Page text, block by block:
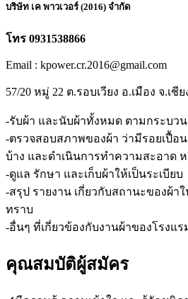
บริษัท เค พาวเวอร์ (2016) จำกัด
โทร 0931538866
Email : kpower.cr.2016@gmail.com
57/20 หมู่ 22 ต.รอบเวียง อ.เมือง จ.เชีย
-รับผ้า และนับผ้าทั้งหมด ตามกระบว
-ตรวจสอบสภาพของผ้า ว่ามีรอยเปื้อ
บ้าง และดำเนินการทำความสะอาด
-ดูแล รักษา และเก็บผ้าให้เป็นระเบียบ
-สรุป รายงาน เกี่ยวกับสถานะของผ้า
ทราบ
-อื่นๆ ที่เกี่ยวข้องกับงานผ้าของโรงแ
คุณสมบัติผู้สมัคร